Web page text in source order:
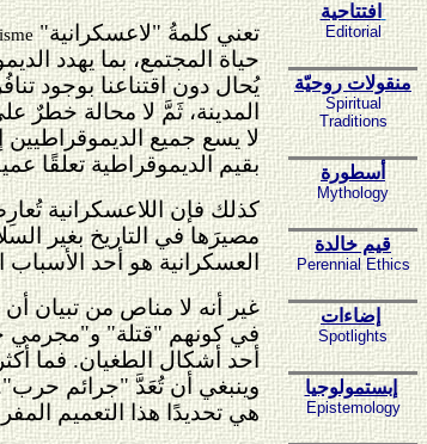
تعني كلمةُ "لاعسكرانية"
حياة المجتمع، بما يهدد
يُحال دون اقتناعنا بوجود
المدينة، ثَمَّ لا محالة خطرٌ
لا يسع جميع
بقيم الديموقراطية تعلقًا
كذلك فإن اللاعسكرانية
مصيرَها في التاريخ بغير
العسكرانية هو أحد
غير أنه لا مناص من تبيان
في كونهم "قتلة" و"مجرمي
أحد أشكال الطغيان. فما
وينبغي أن تُعَدَّ "جرائم حرب".
هي تحديدًا هذا التعميم
افتتاحية
Editorial
منقولات روحيّة
Spiritual
Traditions
أسطورة
Mythology
قيم خالدة
Perennial Ethics
إضاءات
Spotlights
إبستمولوجيا
Epistemology